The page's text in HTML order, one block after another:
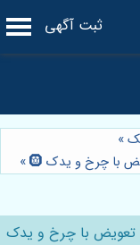
ثبت آگهی
»
با چرخ و یدک 🛞
»
تعویض با چرخ و یدک